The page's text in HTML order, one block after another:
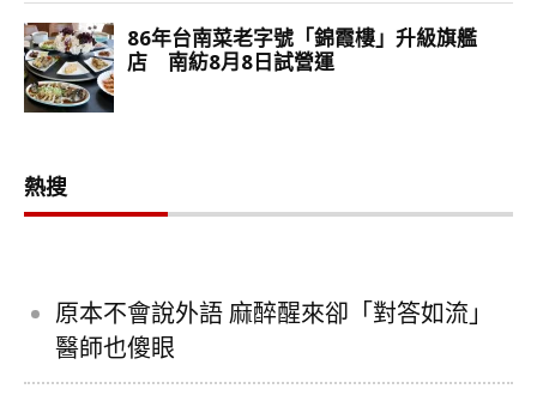
熱搜
原本不會說外語 麻醉醒來卻「對答如流」
醫師也傻眼